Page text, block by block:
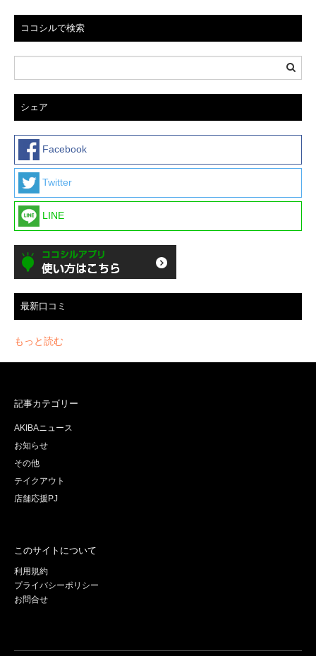
ココシルで検索
シェア
Facebook
Twitter
LINE
最新口コミ
もっと読む
記事カテゴリー
AKIBAニュース
お知らせ
その他
テイクアウト
店舗応援PJ
このサイトについて
利用規約
プライバシーポリシー
お問合せ